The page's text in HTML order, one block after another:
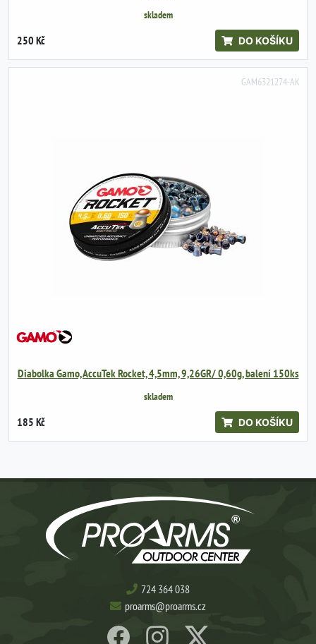
skladem
250 Kč DO KOŠÍKU
GAM6321274-AK
Diabolka Gamo, AccuTek Rocket, 4,5mm, 9,26GR/ 0,60g, balení 150ks
skladem
185 Kč DO KOŠÍKU
724 364 038
proarms@proarms.cz